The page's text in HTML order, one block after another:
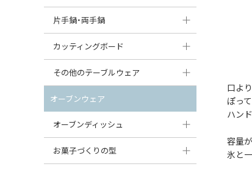
口よ
ぽっ
ハン
容量
氷と
丸皿
スープ皿
ダルマプレート
たまご型プレート
丸鉢・どんぶり・ボウル
茶碗
オーバルボウル
りんごポット小
キャニスター
つぼ
ガーリックポット
オニオンキャニスター
ガーリックキャニスター
片手鍋・両手鍋
ソースパン（片手鍋）
スープチュリーン
カッティングボード
角型カッティングボード
丸型カッティングボード
すべて見る
その他のテーブルウェア
調味料入れ
グレイヴィーボート
エッグカップ
オーブンウェア
オーブンディッシュ
大型（24cm〜）
お菓子づくりの型